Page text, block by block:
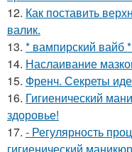
12. Как поставить
валик.
13. * вампирский вайб
14. Наслаивание
15. Френч. Секреты
16. Гигиенический
здоровье!
17. - Регулярность